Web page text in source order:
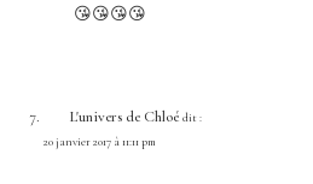
😘😘😘😘
L'univers de Chloé dit :
20 janvier 2017 à 11:11 pm